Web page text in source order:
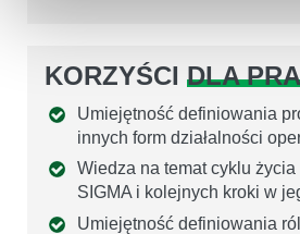
KORZYŚCI DLA
Umiejętność definiowania
innych form działalności
Wiedza na temat cyklu życia
SIGMA i kolejnych kroki w
Umiejętność definiowania